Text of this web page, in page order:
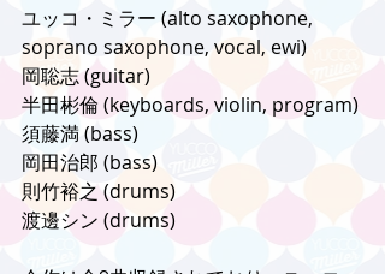
ユッコ・ミラー (alto saxophone,
soprano saxophone, vocal, ewi)
岡聡志 (guitar)
半田彬倫 (keyboards, violin, program)
須藤満 (bass)
岡田治郎 (bass)
則竹裕之 (drums)
渡邊シン (drums)